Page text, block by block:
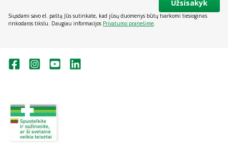
Užsisakyk
Siųsdami savo el. paštą Jūs sutinkate, kad jūsų duomenys būtų tvarkomi tiesioginės
rinkodaros tikslu. Daugiau informacijos Privatumo pranešime.